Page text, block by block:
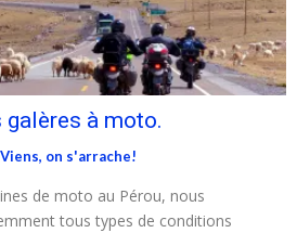
galères à moto.
on s'arrache!
de moto au Pérou, nous
tous types de conditions